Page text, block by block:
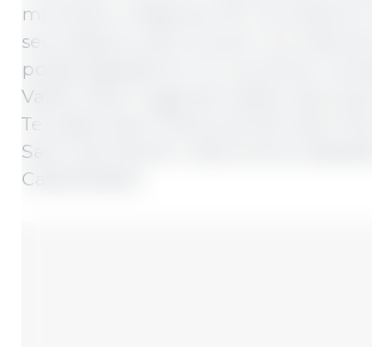
momento chega aos 49, 3 primários e
secundários, que incluem um total de
positivos/javalis em 12 concelhos:
Vallès, Sant Cugat del Vallès, Sant
Terrassa, Rubí, Molins de Rei, Sant
Sant Just Desvern, Barcelona,
Castellbisbal.